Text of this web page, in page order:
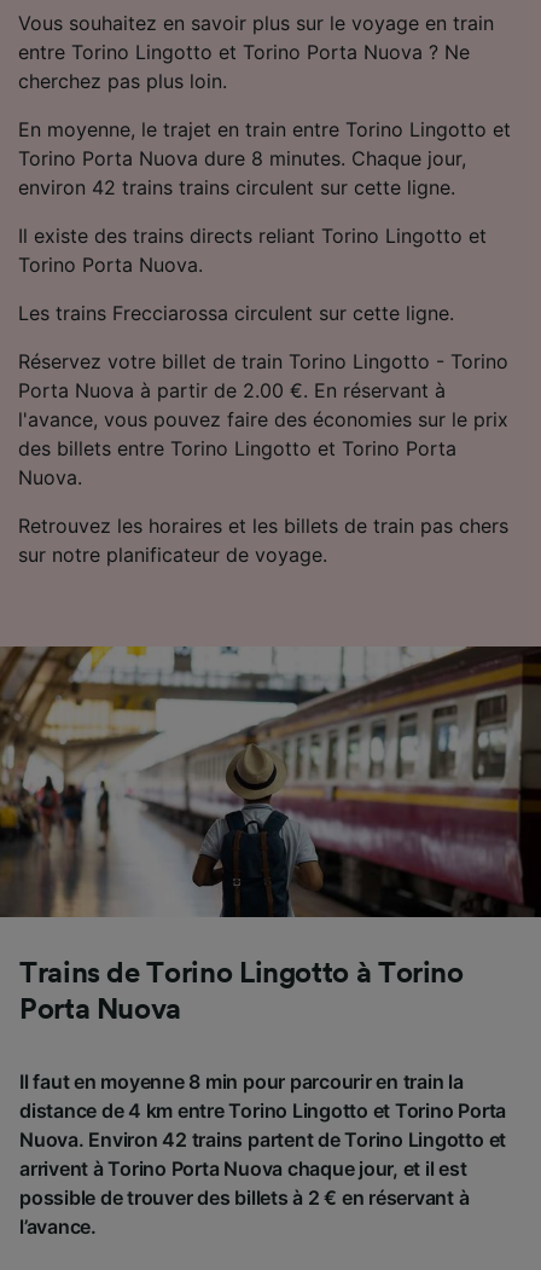
Vous souhaitez en savoir plus sur le voyage en train
entre Torino Lingotto et Torino Porta Nuova ? Ne
cherchez pas plus loin.
En moyenne, le trajet en train entre Torino Lingotto et
Torino Porta Nuova dure 8 minutes. Chaque jour,
environ 42 trains trains circulent sur cette ligne.
Il existe des trains directs reliant Torino Lingotto et
Torino Porta Nuova.
Les trains Frecciarossa circulent sur cette ligne.
Réservez votre billet de train Torino Lingotto - Torino
Porta Nuova à partir de 2.00 €. En réservant à
l'avance, vous pouvez faire des économies sur le prix
des billets entre Torino Lingotto et Torino Porta
Nuova.
Retrouvez les horaires et les billets de train pas chers
sur notre planificateur de voyage.
Trains de Torino Lingotto à Torino
Porta Nuova
Il faut en moyenne 8 min pour parcourir en train la
distance de 4 km entre Torino Lingotto et Torino Porta
Nuova. Environ 42 trains partent de Torino Lingotto et
arrivent à Torino Porta Nuova chaque jour, et il est
possible de trouver des billets à 2 € en réservant à
l’avance.
Utiliser des données de géolocalisation
précises. Analyser activement les
caractéristiques de l’appareil pour
l’identification. Stocker et/ou accéder à des
informations sur un appareil. Publicités et
contenu personnalisés, mesure de
performance des publicités et du contenu,
études d’audience et développement de
Liste de nos partenaires (fournisseurs)